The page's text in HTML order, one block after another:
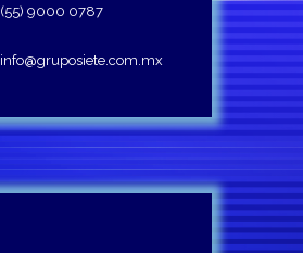
(55) 9000 0787
info@gruposiete.com.mx